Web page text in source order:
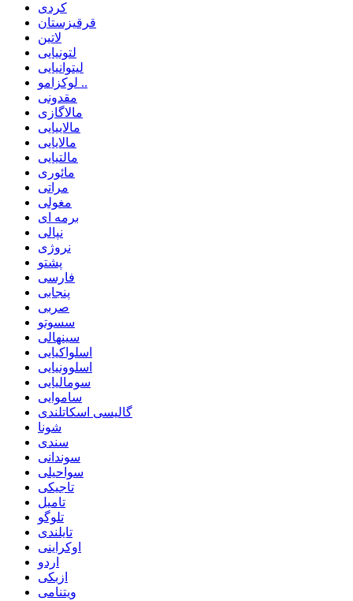
کردی
قرقیزستان
لاتین
لتونیایی
لیتوانیایی
لوکزامو ..
مقدونی
مالاگازی
مالاییایی
مالایایی
مالتیایی
مائوری
مراتی
مغولی
برمه ای
نپالی
نروژی
پشتو
فارسی
پنجابی
صربی
سسوتو
سینهالی
اسلواکیایی
اسلوونیایی
سومالیایی
ساموایی
گالیسی اسکاتلندی
شونا
سندی
سوندانی
سواحیلی
تاجیکی
تامیل
تلوگو
تایلندی
اوکراینی
اردو
ازبکی
ویتنامی